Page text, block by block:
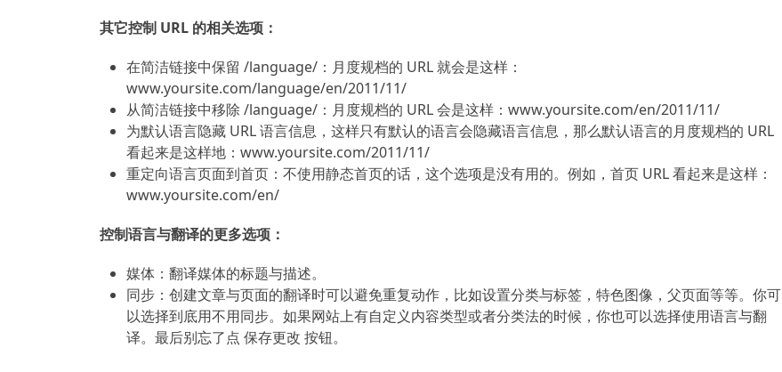
其它控制 URL 的相关选项：
在简洁链接中保留 /language/：月度规档的 URL 就会是这样：
www.yoursite.com/language/en/2011/11/
从简洁链接中移除 /language/：月度规档的 URL 会是这样：www.yoursite.com/en/2011/11/
为默认语言隐藏 URL 语言信息，这样只有默认的语言会隐藏语言信息，那么默认语言的月度规档的 URL
看起来是这样地：www.yoursite.com/2011/11/
重定向语言页面到首页：不使用静态首页的话，这个选项是没有用的。例如，首页 URL 看起来是这样：
www.yoursite.com/en/
控制语言与翻译的更多选项：
媒体：翻译媒体的标题与描述。
同步：创建文章与页面的翻译时可以避免重复动作，比如设置分类与标签，特色图像，父页面等等。你可
以选择到底用不用同步。如果网站上有自定义内容类型或者分类法的时候，你也可以选择使用语言与翻
译。最后别忘了点 保存更改 按钮。